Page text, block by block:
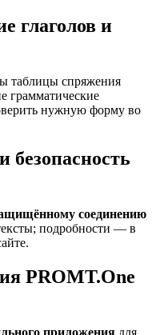
глаголов и
таблицы спряжения
грамматические
нужную форму во
безопасность
соединению
подробности — в
PROMT.One
приложения для